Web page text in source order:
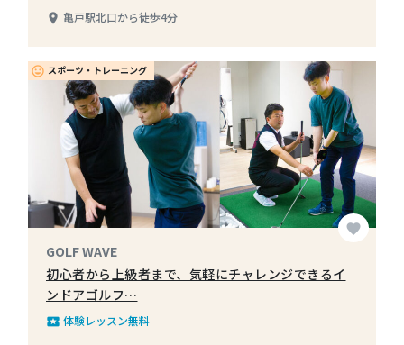
place 亀戸駅北口から徒歩4分
insert_emoticon スポーツ・トレーニング
favorite
GOLF WAVE
初心者から上級者まで、気軽にチャレンジできるイ
ンドアゴルフ…
local_play 体験レッスン無料